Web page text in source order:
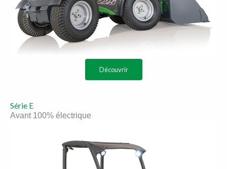
Découvrir
Série E
Avant 100% électrique